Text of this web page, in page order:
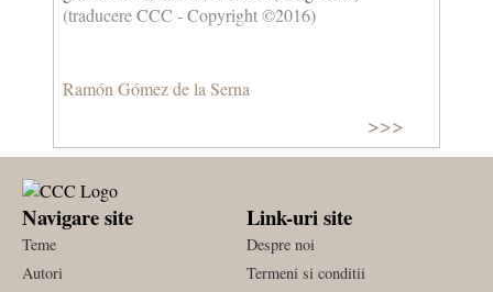
(traducere CCC - Copyright ©2016)
Ramón Gómez de la Serna
>>>
Navigare site
Teme
Autori
Link-uri site
Despre noi
Termeni si conditii